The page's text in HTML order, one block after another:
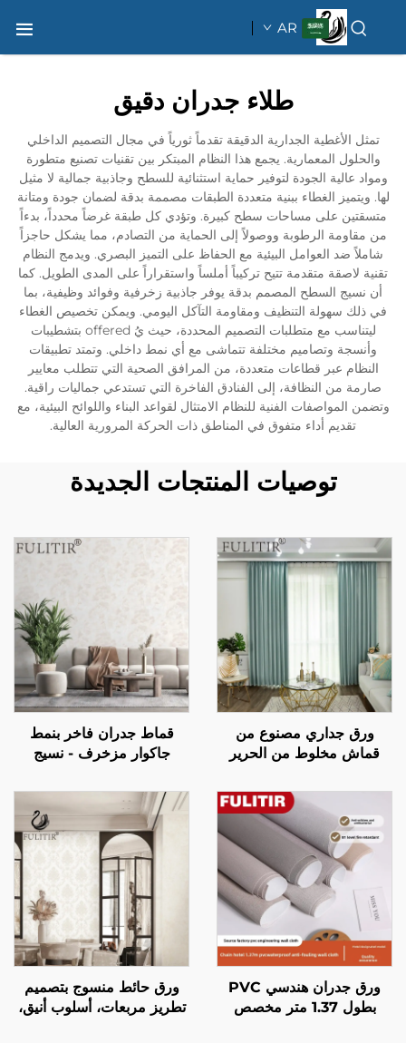
AR
طلاء جدران دقيق
تمثل الأغطية الجدارية الدقيقة تقدماً ثورياً في مجال التصميم الداخلي
والحلول المعمارية. يجمع هذا النظام المبتكر بين تقنيات تصنيع متطورة
ومواد عالية الجودة لتوفير حماية استثنائية للسطح وجاذبية جمالية لا مثيل
لها. ويتميز الغطاء ببنية متعددة الطبقات مصممة بدقة لضمان جودة ومتانة
متسقتين على مساحات سطح كبيرة. وتؤدي كل طبقة غرضاً محدداً، بدءاً
من مقاومة الرطوبة ووصولاً إلى الحماية من التصادم، مما يشكل حاجزاً
شاملاً ضد العوامل البيئية مع الحفاظ على التميز البصري. ويدمج النظام
تقنية لاصقة متقدمة تتيح تركيباً أملساً واستقراراً على المدى الطويل. كما
أن نسيج السطح المصمم بدقة يوفر جاذبية زخرفية وفوائد وظيفية، بما
في ذلك سهولة التنظيف ومقاومة التآكل اليومي. ويمكن تخصيص الغطاء
ليتناسب مع متطلبات التصميم المحددة، حيث يُ offered بتشطيبات
وأنسجة وتصاميم مختلفة تتماشى مع أي نمط داخلي. وتمتد تطبيقات
النظام عبر قطاعات متعددة، من المرافق الصحية التي تتطلب معايير
صارمة من النظافة، إلى الفنادق الفاخرة التي تستدعي جماليات راقية.
وتضمن المواصفات الفنية للنظام الامتثال لقواعد البناء واللوائح البيئية، مع
تقديم أداء متفوق في المناطق ذات الحركة المرورية العالية.
توصيات المنتجات الجديدة
ورق جداري مصنوع من
قماش مخلوط من الحرير
ناعمة كالأملس ولمسة ناعمة
كالقطن، ويُعيد تعريف
الجماليات الجديدة للجدران
قماط جدران فاخر بنمط
جاكوار مزخرف - نسيج
في المنزل بالكامل، مقاوم
للاهتراء ومضاد للتلوث،
مناسب لكل من غرفة
المعيشة وغرفة النوم
ورق جدران هندسي PVC
بطول 1.37 متر مخصص
ورق حائط منسوج بتصميم
تطريز مربعات، أسلوب أنيق،